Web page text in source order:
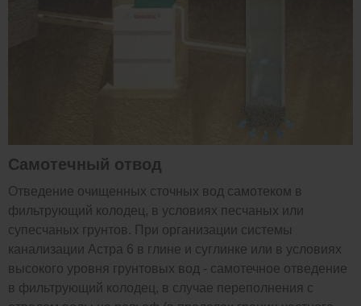
Самотечный отвод
Отведение очищенных сточных вод самотеком в
фильтрующий колодец, в условиях песчаных или
супесчаных грунтов. При организации системы
канализации Астра 6 в глине и суглинке или в условиях
высокого уровня грунтовых вод - самотечное отведение
в фильтрующий колодец, в случае переполнения с